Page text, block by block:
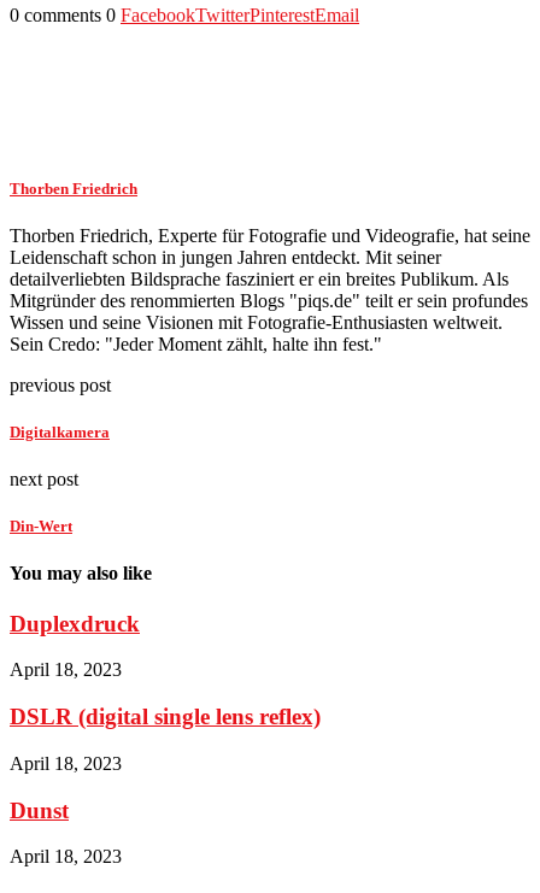
0 comments 0 FacebookTwitterPinterestEmail
Thorben Friedrich
Thorben Friedrich, Experte für Fotografie und Videografie, hat seine
Leidenschaft schon in jungen Jahren entdeckt. Mit seiner
detailverliebten Bildsprache fasziniert er ein breites Publikum. Als
Mitgründer des renommierten Blogs "piqs.de" teilt er sein profundes
Wissen und seine Visionen mit Fotografie-Enthusiasten weltweit.
Sein Credo: "Jeder Moment zählt, halte ihn fest."
previous post
Digitalkamera
next post
Din-Wert
You may also like
Duplexdruck
April 18, 2023
DSLR (digital single lens reflex)
April 18, 2023
Dunst
April 18, 2023